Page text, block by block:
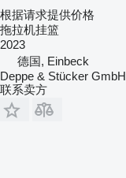
根据请求提供价格
拖拉机挂篮
2023
德国, Einbeck
Deppe & Stücker GmbH
联系卖方